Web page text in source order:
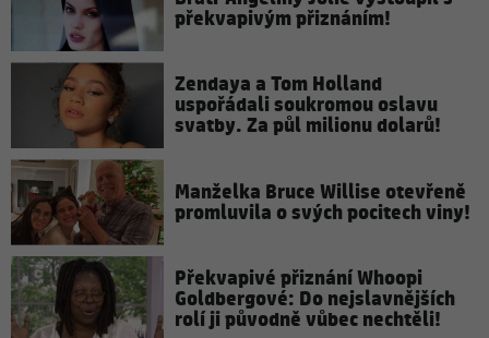
překvapivým přiznáním!
Zendaya a Tom Holland
uspořádali soukromou oslavu
svatby. Za půl milionu dolarů!
Manželka Bruce Willise otevřeně
promluvila o svých pocitech viny!
Překvapivé přiznání Whoopi
Goldbergové: Do nejslavnějších
rolí ji původně vůbec nechtěli!